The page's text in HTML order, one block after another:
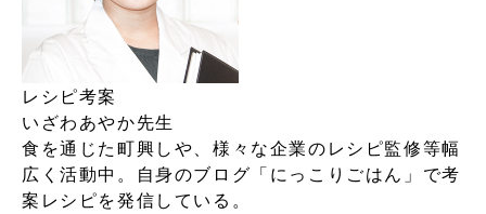
レシピ考案
いざわあやか先生
食を通じた町興しや、様々な企業のレシピ監修等幅
広く活動中。自身のブログ「にっこりごはん」で考
案レシピを発信している。